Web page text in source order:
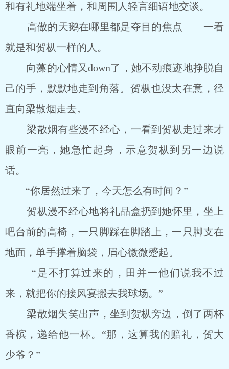
和有礼地端坐着，和周围人轻言细语地交谈。
高傲的天鹅在哪里都是夺目的焦点――一看
就是和贺枞一样的人。
向藻的心情又down了，她不动痕迹地挣脱自
己的手，默默地走到角落。贺枞也没太在意，径
直向梁散烟走去。
梁散烟有些漫不经心，一看到贺枞走过来才
眼前一亮，她急忙起身，示意贺枞到另一边说
话。
“你居然过来了，今天怎么有时间？”
贺枞漫不经心地将礼品盒扔到她怀里，坐上
吧台前的高椅，一只脚踩在脚踏上，一只脚支在
地面，单手撑着脑袋，眉心微微蹙起。
“是不打算过来的，田并一他们说我不过
来，就把你的接风宴搬去我球场。”
梁散烟失笑出声，坐到贺枞旁边，倒了两杯
香槟，递给他一杯。“那，这算我的赔礼，贺大
少爷？”